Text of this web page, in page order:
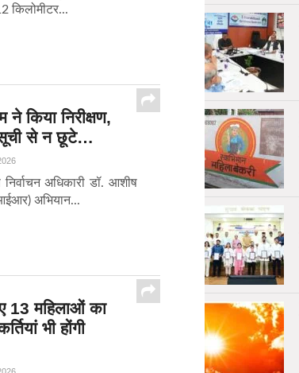
किलोमीटर...
किया निरीक्षण,
सूची से न छूटे…
अधिकारी डॉ. आशीष
अभियान...
13 महिलाओं का
भी होंगी